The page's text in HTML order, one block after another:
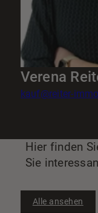
Verena
kauf@reiter-
Hier finden
Sie
Alle ansehen